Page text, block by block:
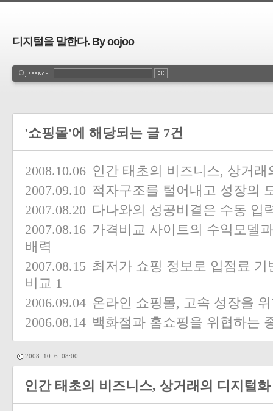
디지털을 말한다. By oojoo
'쇼핑몰'에 해당되는 글 7건
2008.10.06 인간 태초의 비즈니스, 상거래
2007.09.10 적자구조를 털어내고 성장의
2007.08.20 다나와의 성공비결은 수동 입
2007.08.16 가격비교 사이트의 수익모델
배력
2007.08.15 최저가 쇼핑 정보로 입점료
비교 1
2006.09.04 온라인 쇼핑몰, 고속 성장을
2006.08.14 백화점과 홈쇼핑을 위협하는
2008. 10. 6. 08:00
인간 태초의 비즈니스, 상거래의 디지털화